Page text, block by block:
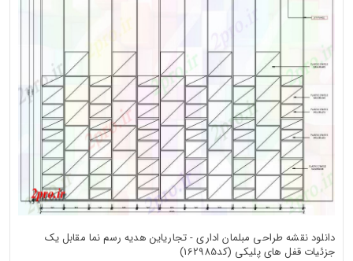
دانلود نقشه طراحی مبلمان اداری - تجاریاین هدیه رسم نما مقابل یک
جزئیات قفل های پلیکی (کد162985)